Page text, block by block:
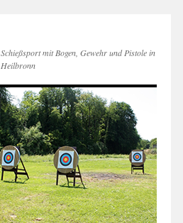
Schießsport mit Bogen, Gewehr und Pistole in
Heilbronn